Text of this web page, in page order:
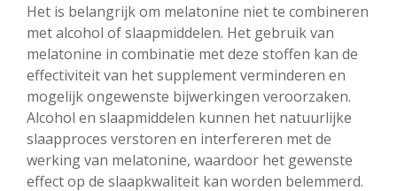
Het is belangrijk om melatonine niet te combineren
met alcohol of slaapmiddelen. Het gebruik van
melatonine in combinatie met deze stoffen kan de
effectiviteit van het supplement verminderen en
mogelijk ongewenste bijwerkingen veroorzaken.
Alcohol en slaapmiddelen kunnen het natuurlijke
slaapproces verstoren en interfereren met de
werking van melatonine, waardoor het gewenste
effect op de slaapkwaliteit kan worden belemmerd.